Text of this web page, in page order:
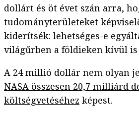
dollárt és öt évet szán arra,
tudományterületeket
kiderítsék: lehetséges-e
világűrben a földieken kívül
A 24 millió dollár nem olyan
NASA összesen 20,7 milliárd
költségvetéséhez képest.